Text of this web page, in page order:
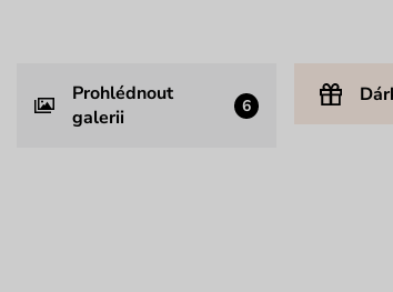
Prohlédnout
galerii
6